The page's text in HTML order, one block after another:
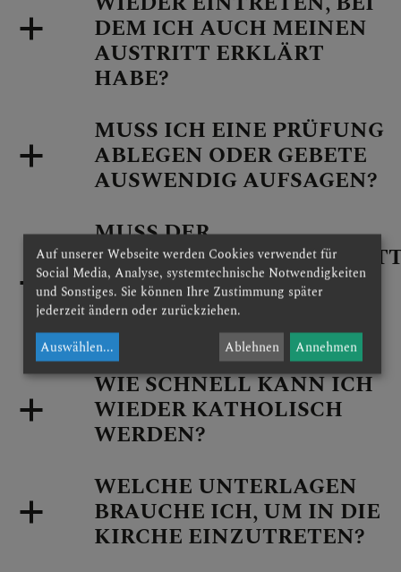
DEM ICH AUCH MEINEN
AUSTRITT ERKLÄRT
HABE?
MUSS ICH EINE PRÜFUNG
ABLEGEN ODER GEBETE
AUSWENDIG AUFSAGEN?
MUSS DER
IN DER PFARRGEMEINDE
MEINES WOHNORTES
STATTFINDEN?
WIE SCHNELL KANN ICH
WIEDER KATHOLISCH
WERDEN?
WELCHE UNTERLAGEN
BRAUCHE ICH, UM IN DIE
KIRCHE EINZUTRETEN?
Auf unserer Webseite werden Cookies verwendet für
Social Media, Analyse, systemtechnische Notwendigkeiten
und Sonstiges. Sie können Ihre Zustimmung später
jederzeit ändern oder zurückziehen.
Auswählen... Ablehnen Annehmen